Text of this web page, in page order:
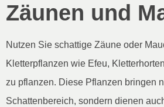
Zäunen und
Nutzen Sie schattige Zäune oder
Kletterpflanzen wie Efeu,
zu pflanzen. Diese Pflanzen bringen
Schattenbereich, sondern dienen